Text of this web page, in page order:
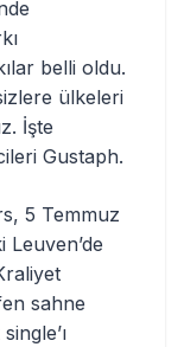
belli oldu.
ülkeleri
İşte
Gustaph.
5 Temmuz
Leuven’de
sahne